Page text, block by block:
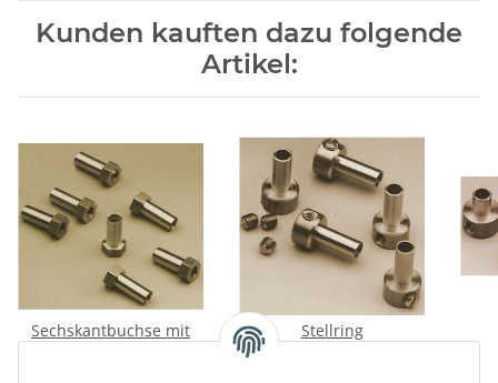
Kunden kauften dazu folgende
Artikel:
Sechskantbuchse mit
Stellring